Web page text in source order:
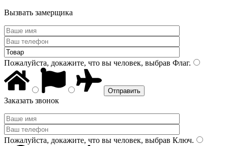
Вызвать замерщика
Пожалуйста, докажите, что вы человек, выбрав Флаг.
Заказать звонок
Пожалуйста, докажите, что вы человек, выбрав Ключ.